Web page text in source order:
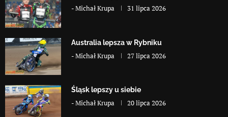
-Michał Krupa 31 lipca 2026
Australia lepsza w Rybniku
-Michał Krupa 27 lipca 2026
Śląsk lepszy u siebie
-Michał Krupa 20 lipca 2026